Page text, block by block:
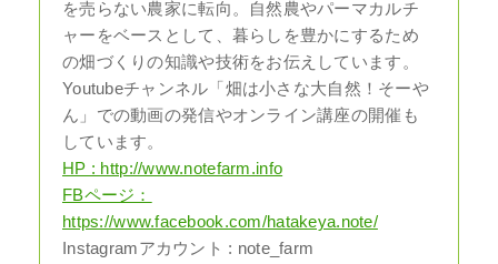
を売らない農家に転向。自然農やパーマカルチ
ャーをベースとして、暮らしを豊かにするため
の畑づくりの知識や技術をお伝えしています。
Youtubeチャンネル「畑は小さな大自然！そーや
ん」での動画の発信やオンライン講座の開催も
しています。
HP : http://www.notefarm.info
FBページ：
https://www.facebook.com/hatakeya.note/
Instagramアカウント : note_farm